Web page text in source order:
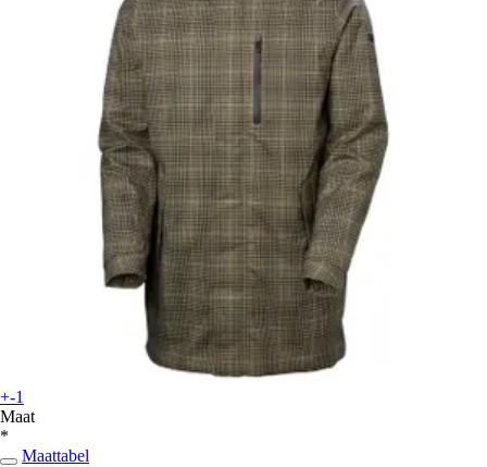
+-1
Maat
*
Maattabel